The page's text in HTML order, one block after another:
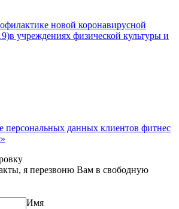
новой коронавирусной
учреждениях физической культуры и
данных клиентов фитнес
я перезвоню Вам в свободную
Имя